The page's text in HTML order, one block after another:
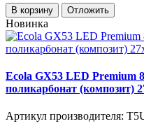
В корзину Отложить
Новинка
Ecola GX53 LED Premium
поликарбонат (композит)
Артикул производителя: